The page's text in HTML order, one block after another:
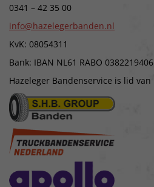
0341 – 42 35 00
info@hazelegerbanden.nl
KvK: 08054311
Bank: IBAN NL61 RABO 0382219406
Hazeleger Bandenservice is lid van